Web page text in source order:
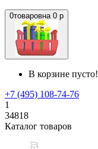
0товаровна 0 р
В корзине пусто!
+7 (495) 108-74-76
1
34818
Каталог товаров